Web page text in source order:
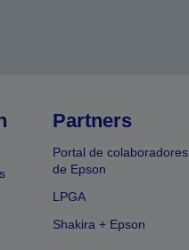
Partners
Portal de colaboradores
de Epson
LPGA
Shakira + Epson